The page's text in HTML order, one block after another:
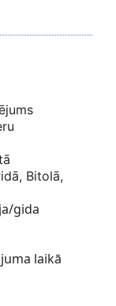
Bitolā,
gida
laikā